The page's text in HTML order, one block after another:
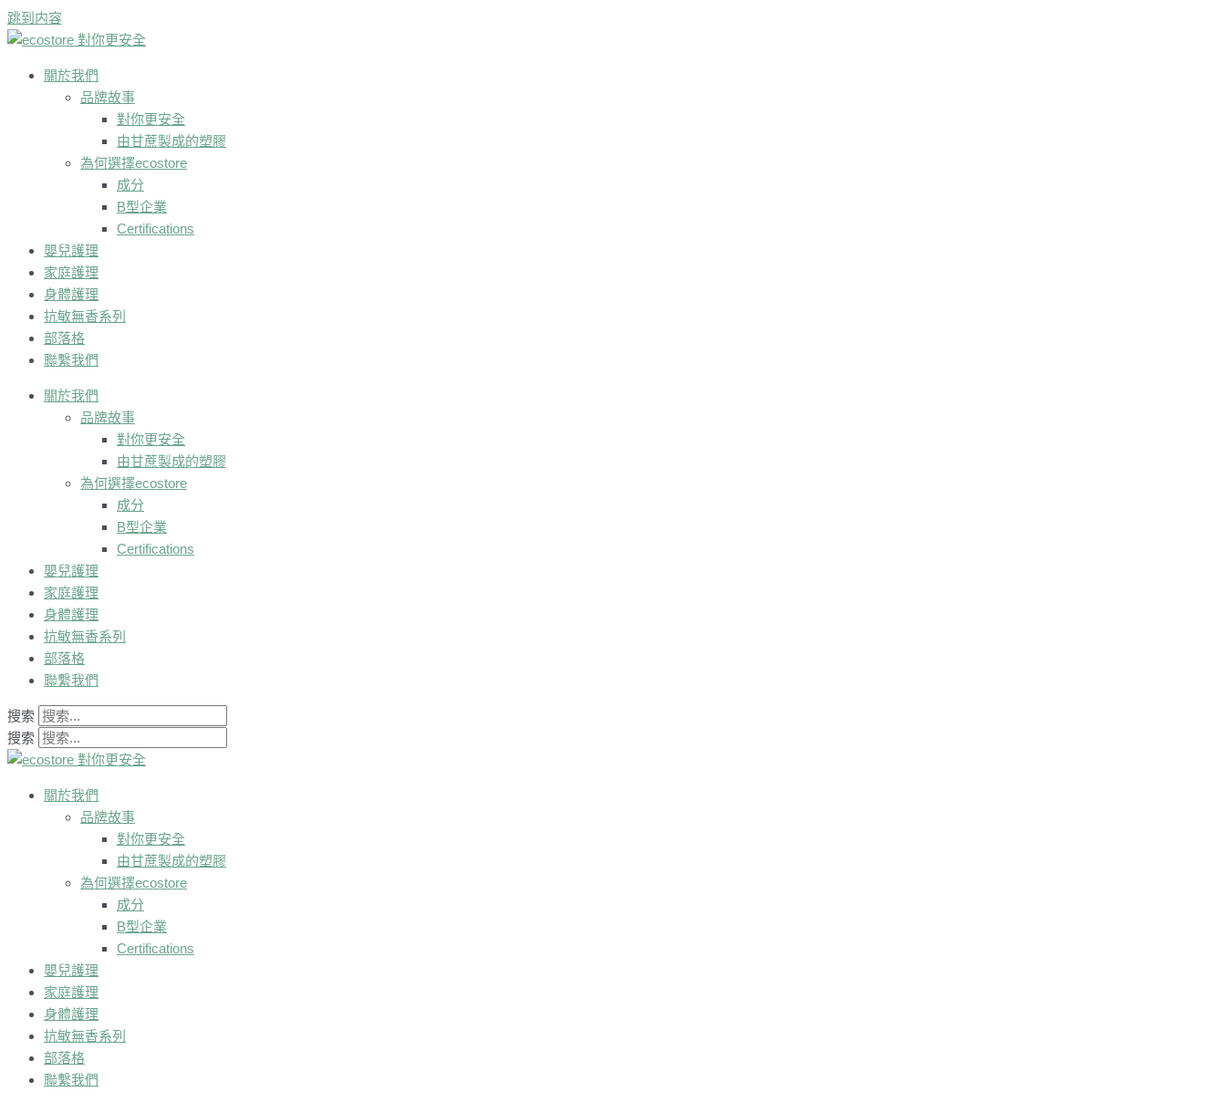
跳到内容
關於我們
品牌故事
對你更安全
由甘蔗製成的塑膠
為何選擇ecostore
成分
B型企業
Certifications
嬰兒護理
家庭護理
身體護理
抗敏無香系列
部落格
聯繫我們
關於我們
品牌故事
對你更安全
由甘蔗製成的塑膠
為何選擇ecostore
成分
B型企業
Certifications
嬰兒護理
家庭護理
身體護理
抗敏無香系列
部落格
聯繫我們
搜索
搜索
關於我們
品牌故事
對你更安全
由甘蔗製成的塑膠
為何選擇ecostore
成分
B型企業
Certifications
嬰兒護理
家庭護理
身體護理
抗敏無香系列
部落格
聯繫我們